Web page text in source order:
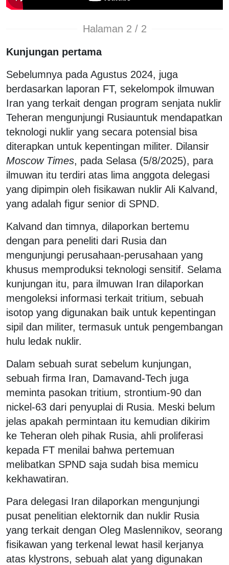
Halaman 2 / 2
Kunjungan pertama
Sebelumnya pada Agustus 2024, juga
berdasarkan laporan FT, sekelompok ilmuwan
Iran yang terkait dengan program senjata nuklir
Teheran mengunjungi Rusiauntuk mendapatkan
teknologi nuklir yang secara potensial bisa
diterapkan untuk kepentingan militer. Dilansir
Moscow Times, pada Selasa (5/8/2025), para
ilmuwan itu terdiri atas lima anggota delegasi
yang dipimpin oleh fisikawan nuklir Ali Kalvand,
yang adalah figur senior di SPND.
Kalvand dan timnya, dilaporkan bertemu
dengan para peneliti dari Rusia dan
mengunjungi perusahaan-perusahaan yang
khusus memproduksi teknologi sensitif. Selama
kunjungan itu, para ilmuwan Iran dilaporkan
mengoleksi informasi terkait tritium, sebuah
isotop yang digunakan baik untuk kepentingan
sipil dan militer, termasuk untuk pengembangan
hulu ledak nuklir.
Dalam sebuah surat sebelum kunjungan,
sebuah firma Iran, Damavand-Tech juga
meminta pasokan tritium, strontium-90 dan
nickel-63 dari penyuplai di Rusia. Meski belum
jelas apakah permintaan itu kemudian dikirim
ke Teheran oleh pihak Rusia, ahli proliferasi
kepada FT menilai bahwa pertemuan
melibatkan SPND saja sudah bisa memicu
kekhawatiran.
Para delegasi Iran dilaporkan mengunjungi
pusat penelitian elektornik dan nuklir Rusia
yang terkait dengan Oleg Maslennikov, seorang
fisikawan yang terkenal lewat hasil kerjanya
atas klystrons, sebuah alat yang digunakan